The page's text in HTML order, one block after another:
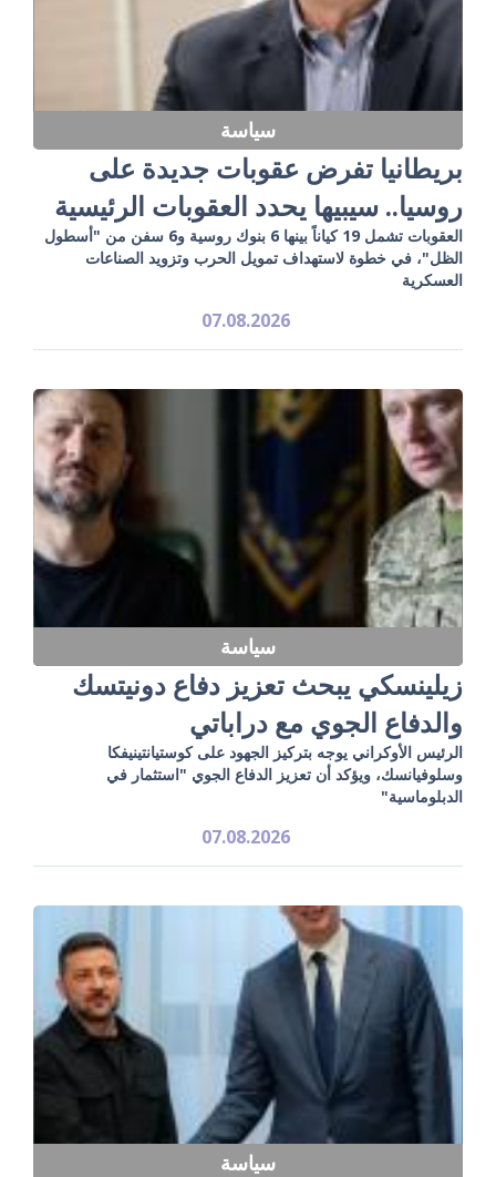
سياسة
بريطانيا تفرض عقوبات جديدة على
روسيا.. سيبيها يحدد العقوبات الرئيسية
العقوبات تشمل 19 كياناً بينها 6 بنوك روسية و6 سفن من "أسطول
الظل"، في خطوة لاستهداف تمويل الحرب وتزويد الصناعات
العسكرية
07.08.2026
سياسة
زيلينسكي يبحث تعزيز دفاع دونيتسك
والدفاع الجوي مع دراباتي
الرئيس الأوكراني يوجه بتركيز الجهود على كوستيانتينيفكا
وسلوفيانسك، ويؤكد أن تعزيز الدفاع الجوي "استثمار في
الدبلوماسية"
07.08.2026
سياسة